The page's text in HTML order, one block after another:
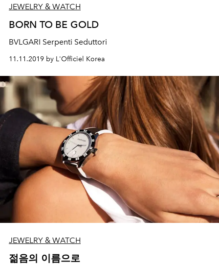
JEWELRY & WATCH
BORN TO BE GOLD
BVLGARI Serpenti Seduttori
11.11.2019 by L'Officiel Korea
JEWELRY & WATCH
젊음의 이름으로